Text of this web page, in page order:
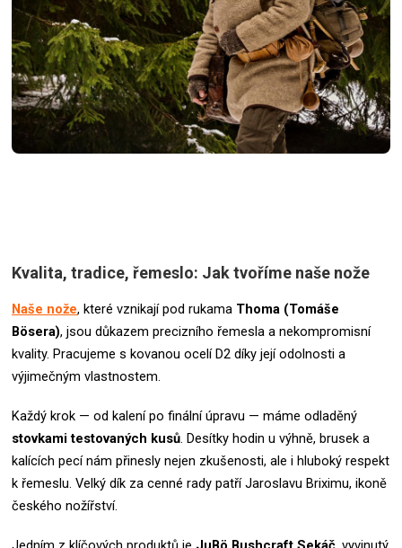
Kvalita, tradice, řemeslo: Jak tvoříme naše nože
Naše nože, které vznikají pod rukama Thoma (Tomáše
Bösera), jsou důkazem precizního řemesla a nekompromisní
kvality. Pracujeme s kovanou ocelí D2 díky její odolnosti a
výjimečným vlastnostem.
Každý krok — od kalení po finální úpravu — máme odladěný
stovkami testovaných kusů. Desítky hodin u výhně, brusek a
kalících pecí nám přinesly nejen zkušenosti, ale i hluboký respekt
k řemeslu. Velký dík za cenné rady patří Jaroslavu Briximu, ikoně
českého nožířství.